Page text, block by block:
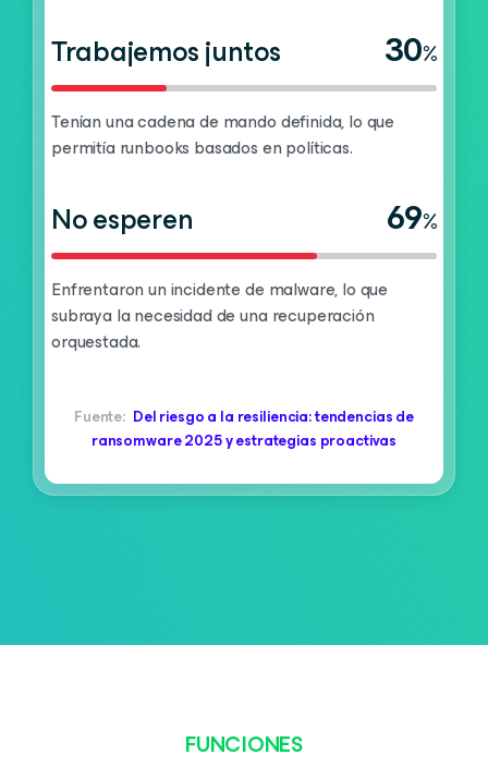
Trabajemos juntos 30%
Tenían una cadena de mando definida, lo que
permitía runbooks basados en políticas.
No esperen 69%
Enfrentaron un incidente de malware, lo que
subraya la necesidad de una recuperación
orquestada.
Fuente: Del riesgo a la resiliencia: tendencias de
ransomware 2025 y estrategias proactivas
FUNCIONES